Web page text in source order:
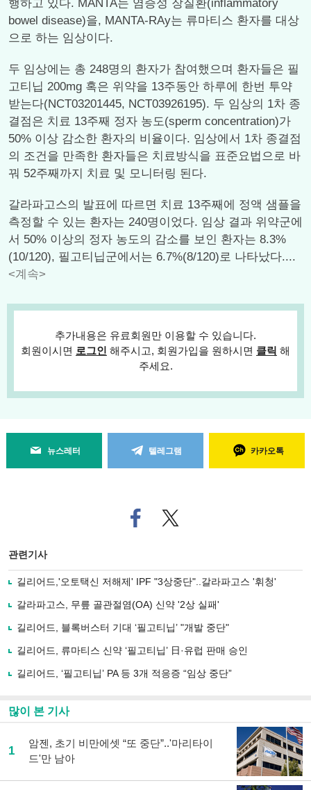
행하고 있다. MANTA는 염증성 장질환(inflammatory
bowel disease)을, MANTA-RAy는 류마티스 환자를 대상
으로 하는 임상이다.
두 임상에는 총 248명의 환자가 참여했으며 환자들은 필
고티닙 200mg 혹은 위약을 13주동안 하루에 한번 투약
받는다(NCT03201445, NCT03926195). 두 임상의 1차 종
결점은 치료 13주째 정자 농도(sperm concentration)가
50% 이상 감소한 환자의 비율이다. 임상에서 1차 종결점
의 조건을 만족한 환자들은 치료방식을 표준요법으로 바
꿔 52주째까지 치료 및 모니터링 된다.
갈라파고스의 발표에 따르면 치료 13주째에 정액 샘플을
측정할 수 있는 환자는 240명이었다. 임상 결과 위약군에
서 50% 이상의 정자 농도의 감소를 보인 환자는 8.3%
(10/120), 필고티닙군에서는 6.7%(8/120)로 나타났다....
<계속>
추가내용은 유료회원만 이용할 수 있습니다.
회원이시면 로그인 해주시고, 회원가입을 원하시면 클릭 해
주세요.
뉴스레터 텔레그램 카카오톡
페
이
로
사
유
기
트위
터로
관련기사
길리어드,'오토택신 저해제' IPF "3상중단"..갈라파고스 '휘청'
갈라파고스, 무릎 골관절염(OA) 신약 '2상 실패'
길리어드, 블록버스터 기대 ‘필고티닙’ "개발 중단"
길리어드, 류마티스 신약 ‘필고티닙’ 日·유럽 판매 승인
길리어드, ‘필고티닙’ PA 등 3개 적응증 “임상 중단”
많이 본 기사
1
암젠, 초기 비만에셋 “또 중단”..'마리타이
드'만 남아